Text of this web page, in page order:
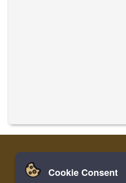
家 登录 寄存器
Cookie Consent